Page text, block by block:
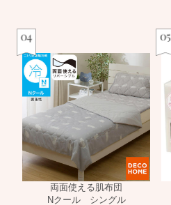
両面使える肌布団
Nクール シングル